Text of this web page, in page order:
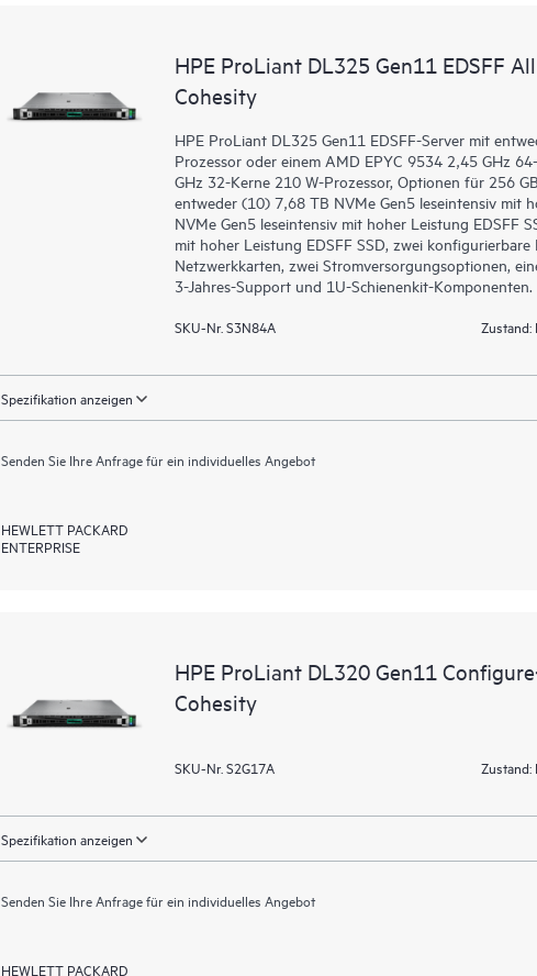
HPE ProLiant DL325 Gen11 EDSFF
Cohesity
HPE ProLiant DL325 Gen11 EDSFF-Server mit
Prozessor oder einem AMD EPYC 9534 2,45 GHz
GHz 32-Kerne 210 W-Prozessor, Optionen für 256
entweder (10) 7,68 TB NVMe Gen5 leseintensiv mit
NVMe Gen5 leseintensiv mit hoher Leistung EDSFF
mit hoher Leistung EDSFF SSD, zwei
Netzwerkkarten, zwei Stromversorgungsoptionen,
3-Jahres-Support und 1U-Schienenkit-Komponenten.
SKU-Nr. S3N84A Zustand:
Spezifikation anzeigen
Senden Sie Ihre Anfrage für ein individuelles Angebot
HEWLETT PACKARD
ENTERPRISE
HPE ProLiant DL320 Gen11
Cohesity
SKU-Nr. S2G17A Zustand:
Spezifikation anzeigen
Senden Sie Ihre Anfrage für ein individuelles Angebot
HEWLETT PACKARD